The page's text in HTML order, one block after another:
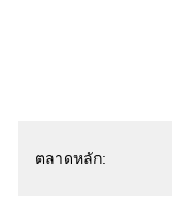
ตลาดหลัก: